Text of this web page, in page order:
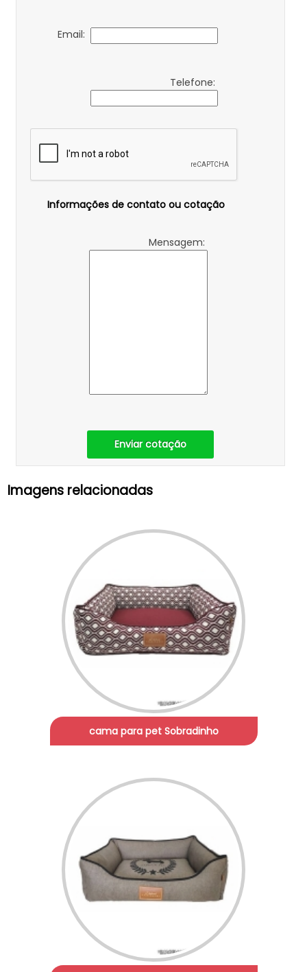
Email:
Telefone:
Informações de contato ou cotação
Mensagem:
Enviar cotação
Imagens relacionadas
cama para pet Sobradinho